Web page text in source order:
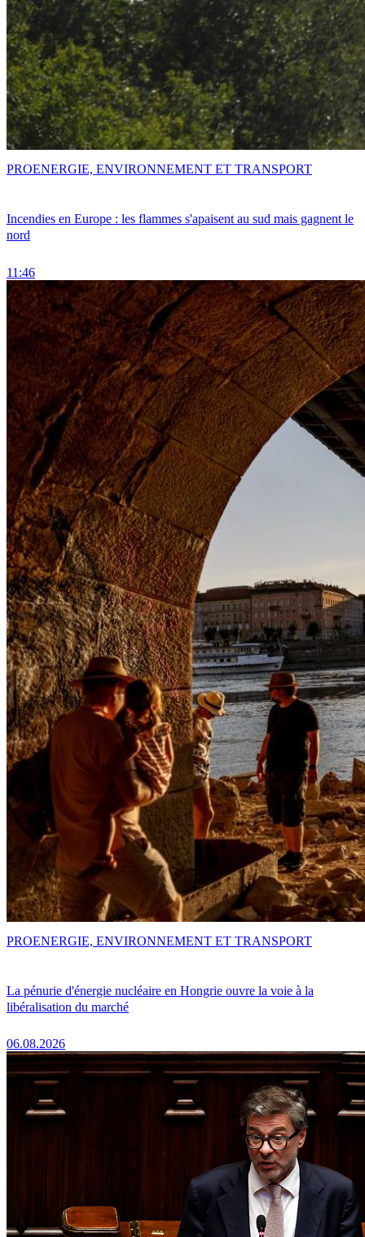
Incendies en Europe : les flammes s'apaisent au sud mais gagnent le
nord
11:46
PROENERGIE, ENVIRONNEMENT ET TRANSPORT
La pénurie d'énergie nucléaire en Hongrie ouvre la voie à la
libéralisation du marché
06.08.2026
PROENERGIE, ENVIRONNEMENT ET TRANSPORT